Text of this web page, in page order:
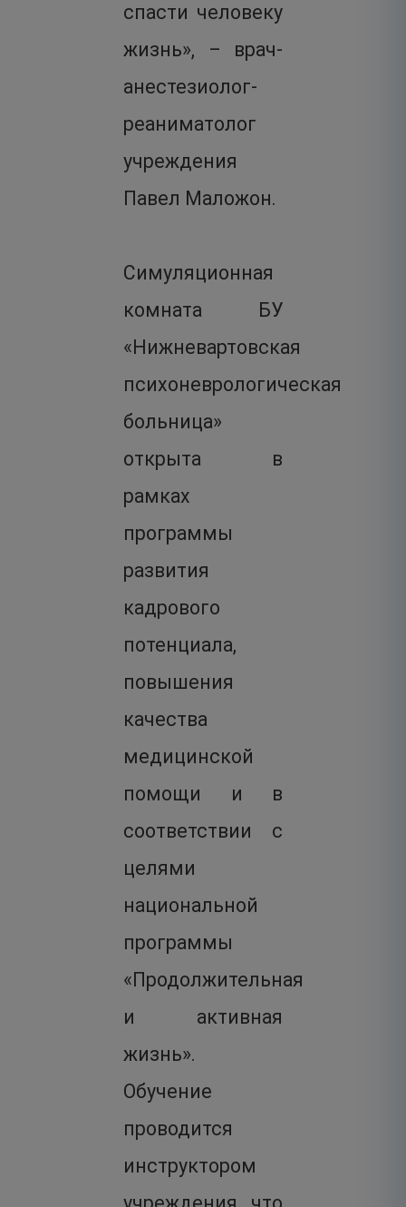
спасти человеку
жизнь», – врач-
анестезиолог-
реаниматолог
учреждения
Павел Маложон.
Симуляционная
комната БУ
«Нижневартовская
психоневрологическая
больница»
открыта в
рамках
программы
развития
кадрового
потенциала,
повышения
качества
медицинской
помощи и в
соответствии с
целями
национальной
программы
«Продолжительная
и активная
жизнь».
Обучение
проводится
инструктором